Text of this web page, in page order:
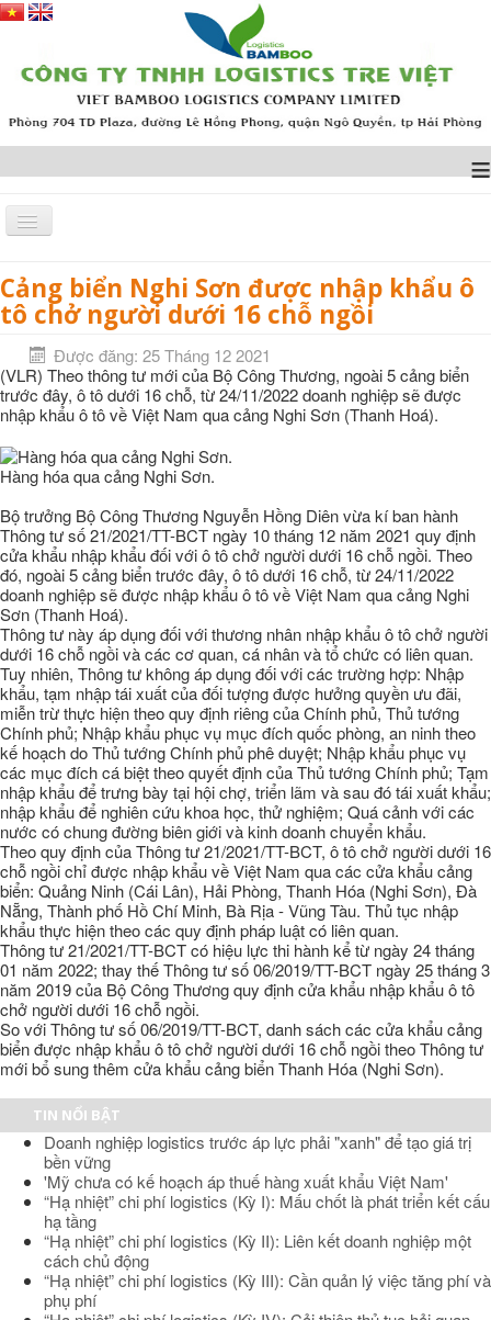
≡
Trang chủ
TIN TỨC
Cảng biển Nghi Sơn được nhập khẩu ô tô chở người dưới 16
chỗ ngồi
Cảng biển Nghi Sơn được nhập khẩu ô
tô chở người dưới 16 chỗ ngồi
Được đăng: 25 Tháng 12 2021
(VLR) Theo thông tư mới của Bộ Công Thương, ngoài 5 cảng biển
trước đây, ô tô dưới 16 chỗ, từ 24/11/2022 doanh nghiệp sẽ được
nhập khẩu ô tô về Việt Nam qua cảng Nghi Sơn (Thanh Hoá).
Hàng hóa qua cảng Nghi Sơn.
Bộ trưởng Bộ Công Thương Nguyễn Hồng Diên vừa kí ban hành
Thông tư số 21/2021/TT-BCT ngày 10 tháng 12 năm 2021 quy định
cửa khẩu nhập khẩu đối với ô tô chở người dưới 16 chỗ ngồi. Theo
đó, ngoài 5 cảng biển trước đây, ô tô dưới 16 chỗ, từ 24/11/2022
doanh nghiệp sẽ được nhập khẩu ô tô về Việt Nam qua cảng Nghi
Sơn (Thanh Hoá).
Thông tư này áp dụng đối với thương nhân nhập khẩu ô tô chở người
dưới 16 chỗ ngồi và các cơ quan, cá nhân và tổ chức có liên quan.
Tuy nhiên, Thông tư không áp dụng đối với các trường hợp: Nhập
khẩu, tạm nhập tái xuất của đối tượng được hưởng quyền ưu đãi,
miễn trừ thực hiện theo quy định riêng của Chính phủ, Thủ tướng
Chính phủ; Nhập khẩu phục vụ mục đích quốc phòng, an ninh theo
kế hoạch do Thủ tướng Chính phủ phê duyệt; Nhập khẩu phục vụ
các mục đích cá biệt theo quyết định của Thủ tướng Chính phủ; Tạm
nhập khẩu để trưng bày tại hội chợ, triển lãm và sau đó tái xuất khẩu;
nhập khẩu để nghiên cứu khoa học, thử nghiệm; Quá cảnh với các
nước có chung đường biên giới và kinh doanh chuyển khẩu.
Theo quy định của Thông tư 21/2021/TT-BCT, ô tô chở người dưới 16
chỗ ngồi chỉ được nhập khẩu về Việt Nam qua các cửa khẩu cảng
biển: Quảng Ninh (Cái Lân), Hải Phòng, Thanh Hóa (Nghi Sơn), Đà
Nẵng, Thành phố Hồ Chí Minh, Bà Rịa - Vũng Tàu. Thủ tục nhập
khẩu thực hiện theo các quy định pháp luật có liên quan.
Thông tư 21/2021/TT-BCT có hiệu lực thi hành kể từ ngày 24 tháng
01 năm 2022; thay thế Thông tư số 06/2019/TT-BCT ngày 25 tháng 3
năm 2019 của Bộ Công Thương quy định cửa khẩu nhập khẩu ô tô
chở người dưới 16 chỗ ngồi.
So với Thông tư số 06/2019/TT-BCT, danh sách các cửa khẩu cảng
biển được nhập khẩu ô tô chở người dưới 16 chỗ ngồi theo Thông tư
mới bổ sung thêm cửa khẩu cảng biển Thanh Hóa (Nghi Sơn).
TIN NỔI BẬT
Doanh nghiệp logistics trước áp lực phải "xanh" để tạo giá trị
bền vững
'Mỹ chưa có kế hoạch áp thuế hàng xuất khẩu Việt Nam'
“Hạ nhiệt” chi phí logistics (Kỳ I): Mấu chốt là phát triển kết cấu
hạ tầng
“Hạ nhiệt” chi phí logistics (Kỳ II): Liên kết doanh nghiệp một
cách chủ động
“Hạ nhiệt” chi phí logistics (Kỳ III): Cần quản lý việc tăng phí và
phụ phí